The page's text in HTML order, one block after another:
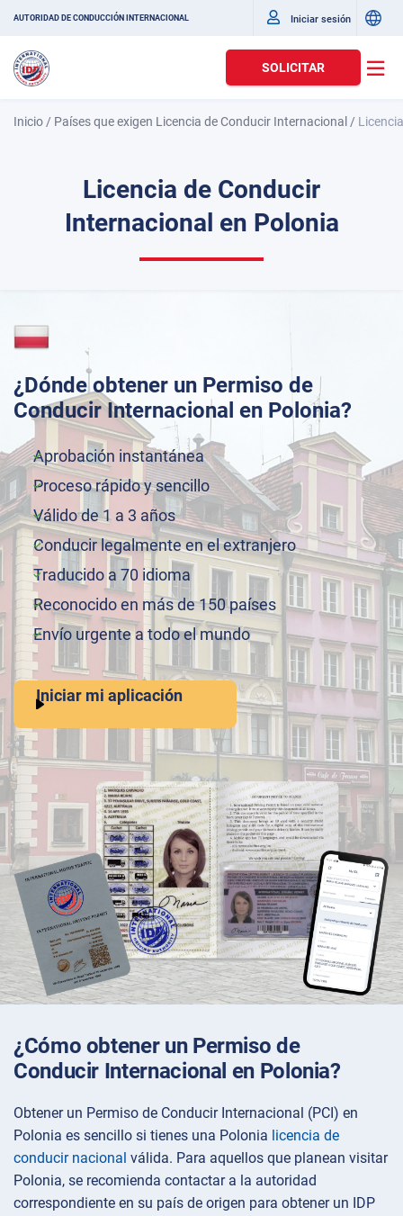
AUTORIDAD DE CONDUCCIÓN INTERNACIONAL Iniciar sesión
SOLICITAR
Inicio / Países que exigen Licencia de Conducir Internacional /
Licencia de Conducir
Internacional en Polonia
¿Dónde obtener un Permiso de
Conducir Internacional en Polonia?
Aprobación instantánea
Proceso rápido y sencillo
Válido de 1 a 3 años
Conducir legalmente en el extranjero
Traducido a 70 idioma
Reconocido en más de 150 países
Envío urgente a todo el mundo
Iniciar mi aplicación
¿Cómo obtener un Permiso de
Conducir Internacional en Polonia?
Obtener un Permiso de Conducir Internacional (PCI) en
Polonia es sencillo si tienes una Polonia licencia de
conducir nacional válida. Para aquellos que planean visitar
Polonia, se recomienda contactar a la autoridad
correspondiente en su país de origen para obtener un IDP